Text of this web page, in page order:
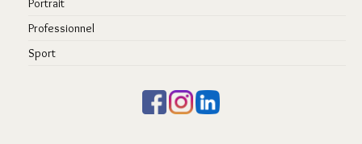
Portrait
Professionnel
Sport